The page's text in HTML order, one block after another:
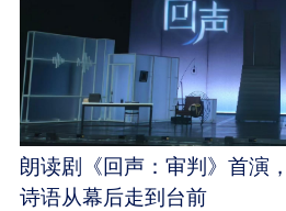
朗读剧《回声：审判》首演
诗语从幕后走到台前